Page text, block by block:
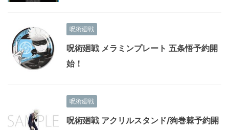
呪術廻戦
呪術廻戦 メラミンプレート 五条悟予約開
始！
呪術廻戦
呪術廻戦 アクリルスタンド/狗巻棘予約開